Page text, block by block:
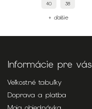
40 38
+ ďalšie
Informácie pre vás
Veľkostné tabuľky
Doprava a platba